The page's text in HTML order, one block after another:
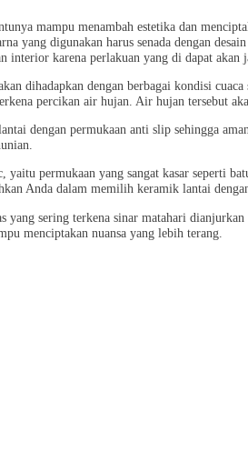
mampu menambah estetika dan
yang digunakan harus senada dengan
interior karena perlakuan yang di dapat akan
dihadapkan dengan berbagai kondisi
percikan air hujan. Air hujan tersebut
dengan permukaan anti slip sehingga
yaitu permukaan yang sangat kasar seperti
Anda dalam memilih keramik lantai
yang sering terkena sinar matahari
menciptakan nuansa yang lebih terang.